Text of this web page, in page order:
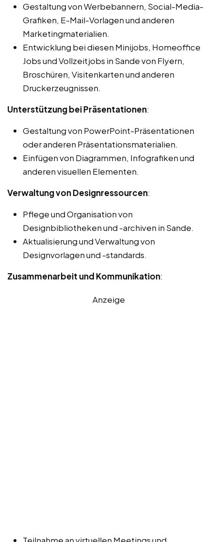
Gestaltung von Werbebannern, Social-Media-
Grafiken, E-Mail-Vorlagen und anderen
Marketingmaterialien.
Entwicklung bei diesen Minijobs, Homeoffice
Jobs und Vollzeitjobs in Sande von Flyern,
Broschüren, Visitenkarten und anderen
Druckerzeugnissen.
Unterstützung bei Präsentationen:
Gestaltung von PowerPoint-Präsentationen
oder anderen Präsentationsmaterialien.
Einfügen von Diagrammen, Infografiken und
anderen visuellen Elementen.
Verwaltung von Designressourcen:
Pflege und Organisation von
Designbibliotheken und -archiven in Sande.
Aktualisierung und Verwaltung von
Designvorlagen und -standards.
Zusammenarbeit und Kommunikation:
Anzeige
Teilnahme an virtuellen Meetings und